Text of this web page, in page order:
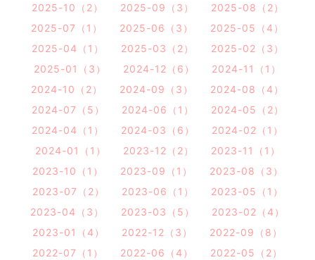
2025-10（2）
2025-09（3）
2025-08（2）
2025-07（1）
2025-06（3）
2025-05（4）
2025-04（1）
2025-03（2）
2025-02（3）
2025-01（3）
2024-12（6）
2024-11（1）
2024-10（2）
2024-09（3）
2024-08（4）
2024-07（5）
2024-06（1）
2024-05（2）
2024-04（1）
2024-03（6）
2024-02（1）
2024-01（1）
2023-12（2）
2023-11（1）
2023-10（1）
2023-09（1）
2023-08（3）
2023-07（2）
2023-06（1）
2023-05（1）
2023-04（3）
2023-03（5）
2023-02（4）
2023-01（4）
2022-12（3）
2022-09（8）
2022-07（1）
2022-06（4）
2022-05（2）